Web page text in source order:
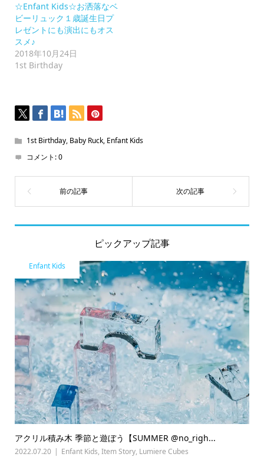
し
い
ウ
ィ
ン
ウ
で
開
☆Enfant Kids☆お洒落なベ
ビーリュック１歳誕生日プ
レゼントにも演出にもオス
スメ♪
2018年10月24日
1st Birthday
1st Birthday, Baby Ruck, Enfant Kids
コメント:0
ピックアップ記事
Enfant Kids
アクリル積み木 季節と遊ぼう【SUMMER @no_righ...
2022.07.20 Enfant Kids, Item Story, Lumiere Cubes